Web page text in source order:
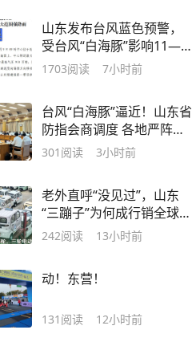
山东发布台风蓝色预警，
受台风“白海豚”影响11—
14日将有大范围强降雨
1703阅读 7小时前
台风“白海豚”逼近！山东省
防指会商调度 各地严阵以
待做好这些防范
301 阅读 3小时前
老外直呼“没见过”，山东
“三蹦子”为何成行销全球时
尚新品
242阅读 13小时前
动！东营！
131 阅读 12小时前